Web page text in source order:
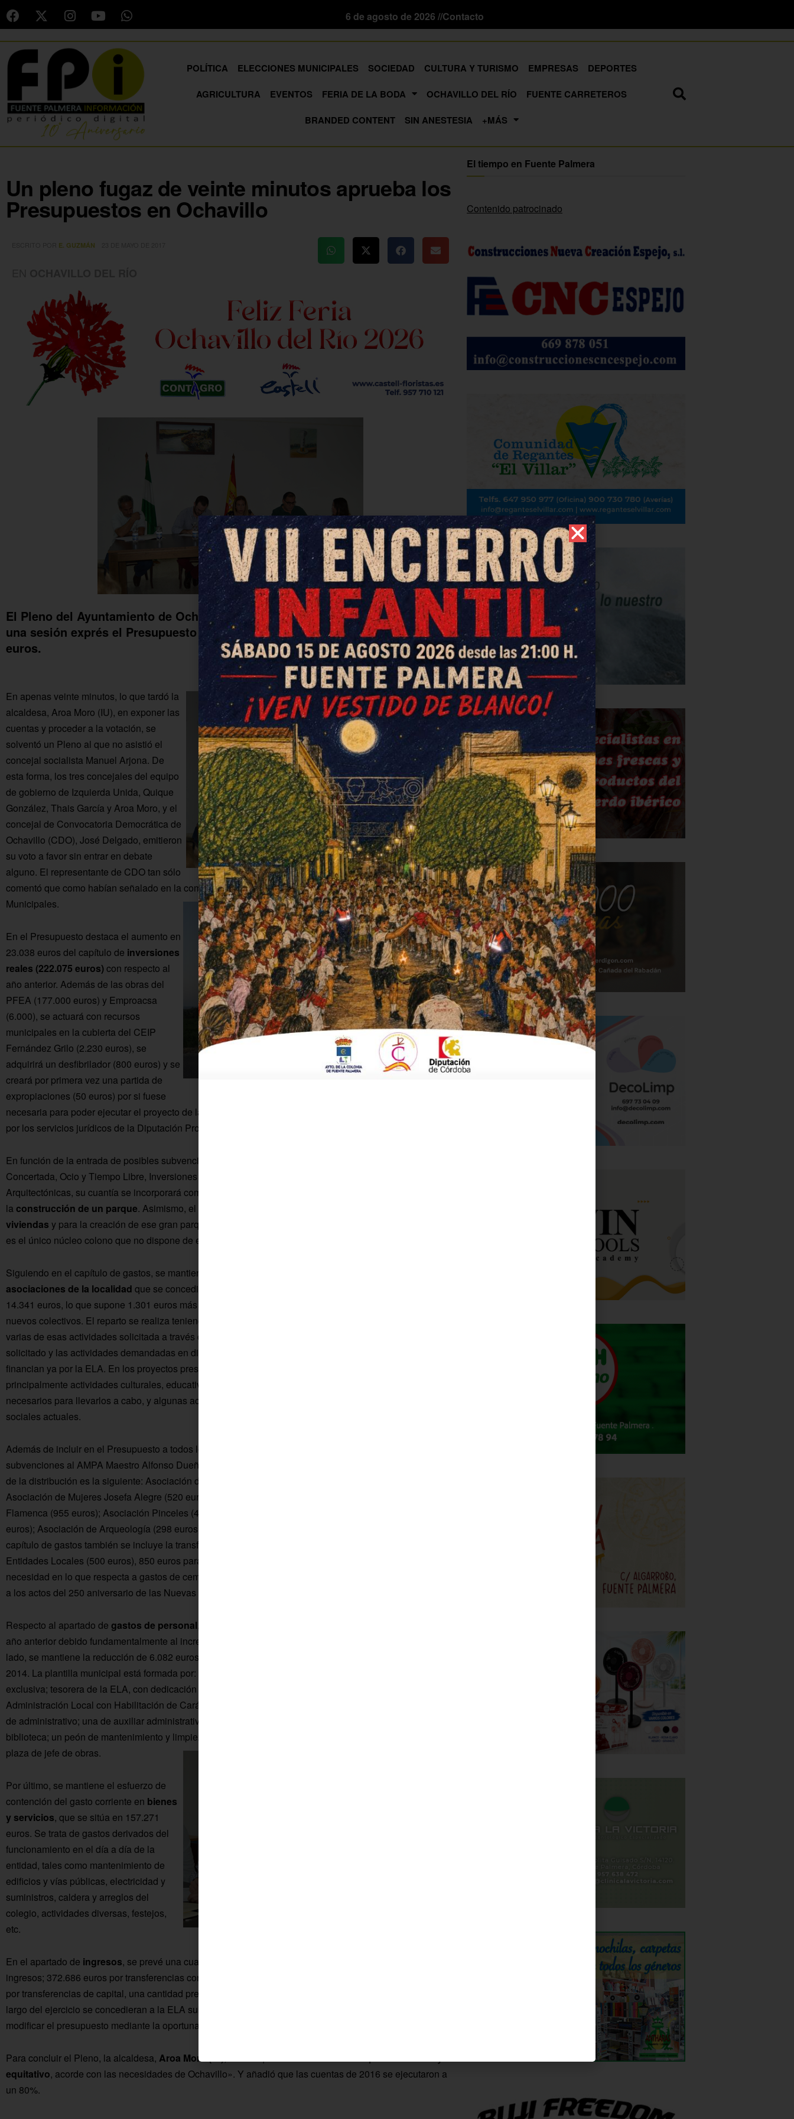
6 de agosto de 2026 //Contacto
POLÍTICA ELECCIONES MUNICIPALES SOCIEDAD CULTURA Y TURISMO EMPRESAS
DEPORTES
AGRICULTURA
EVENTOS FERIA DE LA BODA OCHAVILLO DEL RÍO
FUENTE CARRETEROS
BRANDED CONTENT
SIN ANESTESIA +MÁS
Un pleno fugaz de veinte minutos aprueba los
Presupuestos en Ochavillo
E. GUZMÁN
El Pleno del Ayuntamiento de Ochavillo del Río aprobó ayer por unanimidad en
una sesión exprés el Presupuesto Municipal de 2017, que asciende a 600.985
euros.
En apenas veinte minutos, lo que tardó la
alcaldesa, Aroa Moro (IU), en exponer las
cuentas y proceder a la votación, se
solventó un Pleno al que no asistió el
concejal socialista Manuel Arjona. De
esta forma, los tres concejales del equipo
de gobierno de Izquierda Unida, Quique
González, Thais García y Aroa Moro, y el
concejal de Convocatoria Democrática de
Ochavillo (CDO), José Delgado, emitieron
su voto a favor sin entrar en debate
alguno. El representante de CDO tan sólo
comentó que como habían señalado en la comisión previa, iban a dar su visto bueno a los Presupuestos
Municipales.
En el Presupuesto destaca el aumento en
23.038 euros del capítulo de inversiones
reales (222.075 euros)con respecto al
año anterior. Además de las obras del
PFEA (177.000 euros) y Emproacsa
(6.000), se actuará con recursos
municipales en la cubierta del CEIP
Fernández Grilo (2.230 euros), se
adquirirá un desfibrilador (800 euros) y se
creará por primera vez una partida de
expropiaciones (50 euros) por si fuese
necesaria para poder ejecutar el proyecto de la obra del
por los servicios jurídicos de la Diputación Provincial.
En función de la entrada de posibles subvenciones en lo que queda de año, tales como la de Acción
Concertada, Ocio y Tiempo Libre, Inversiones Financieramente Sostenibles o Eliminación de Barreras
Arquitectónicas, su cuantía se incorporará como ingresos y se podrán acometer diversas obras en calles y
la construcción de un parque. Asimismo, el Consistorio trabaja en la
viviendas y para la creación de ese gran parque tan necesario en el pueblo, ya que al día de hoy Ochavillo
es el único núcleo colono que no dispone de esta infraestructura de esparcimiento y recreo.
Siguiendo en el capítulo de gastos, se mantienen las
asociaciones de la localidad que se concedieron por vez primera en 2016, cuya cuantía alcanza los
14.341 euros, lo que supone 1.301 euros más que en el ejercicio anterior, debido a la constitución de dos
nuevos colectivos. El reparto se realiza teniendo en cuenta los programas presentados y la financiación de
varias de esas actividades solicitada a través de otras administraciones. Se valora el importe total
solicitado y las actividades demandadas en dichos proyectos, muchas de las cuales se organizan y
financian ya por la ELA. En los proyectos presentados por todos las asociaciones, se solicita
principalmente actividades culturales, educativas y de ocio y tiempo libre, así como talleres y los materiales
necesarios para llevarlos a cabo, y algunas actividades de concienciación y sensibilización con problemas
sociales actuales.
Además de incluir en el Presupuesto a todos los colectivos que lo han solicitado, se mantiene una de las
subvenciones al AMPA Maestro Alfonso Dueñas (3.500 euros), que está dirigida al Aula Matinal. El resto
de la distribución es la siguiente: Asociación de Mayores (440 euros); ONG Amigos de Ouzal (400 euros);
Asociación de Mujeres Josefa Alegre (520 euros); Coro Rociero (200 euros); AMPA (1575 euros); Peña
Flamenca (955 euros); Asociación Pinceles (440 euros); equipo de fútbol federado AD Juanote (2500
euros); Asociación de Arqueología (298 euros); equipo de fútbol Ochavillo CD (1910 euros). En este
capítulo de gastos también se incluye la transferencia de la cuota anual de la Federación Andaluza de
Entidades Locales (500 euros), 850 euros para posibles transferencias a familias en situación de
necesidad en lo que respecta a gastos de cementerio y servicios funerarios, y 253 euros correspondientes
a los actos del 250 aniversario de las Nuevas Poblaciones.
Respecto al apartado de gastos de personal, su importe global es de 206.297 euros, un 5% más que el
año anterior debido fundamentalmente al incremento del sueldo de la plaza de administrativo. Por otro
lado, se mantiene la reducción de 6.082 euros de los órganos de gobierno respecto a los Presupuestos de
2014. La plantilla municipal está formada por: presidenta de la Entidad Local Autónoma, con dedicación
exclusiva; tesorera de la ELA, con dedicación parcial (13 horas semanales); una funcionaria de
Administración Local con Habilitación de Carácter Estatal, Subescala Secretaría-Intervención; una plaza
de administrativo; una de auxiliar administrativo; un monitor deportivo-dinamizador juvenil; una auxiliar de
biblioteca; un peón de mantenimiento y limpieza; una plaza de portero de instalaciones municipales; y una
plaza de jefe de obras.
Por último, se mantiene el esfuerzo de
contención del gasto corriente en bienes
y servicios, que se sitúa en 157.271
euros. Se trata de gastos derivados del
funcionamiento en el día a día de la
entidad, tales como mantenimiento de
edificios y vías públicas, electricidad y
suministros, caldera y arreglos del
colegio, actividades diversas, festejos,
etc.
En el apartado de ingresos, se prevé una cuantía de 7.329 euros por tasas, precios públicos y otros
ingresos; 372.686 euros por transferencias corrientes; 1.974 euros por ingresos patrimoniales; y 218.995
por transferencias de capital, una cantidad prevista sólo por los ingresos del PFEA. No obstante, si a lo
largo del ejercicio se concedieran a la ELA subvenciones para inversiones reales, se procedería a
modificar el presupuesto mediante la oportuna generación de crédito.
Para concluir el Pleno, la alcaldesa, Aroa Moro (IU)
equitativo, acorde con las necesidades de Ochavillo». Y añadió que las cuentas de 2016 se ejecutaron a
un 80%.
El tiempo en Fuente Palmera
Contenido patrocinado